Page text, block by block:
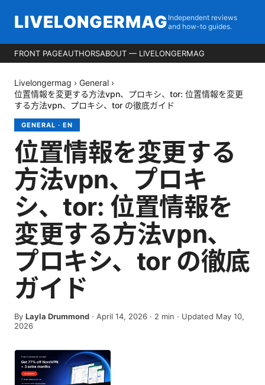
LIVELONGERMAG Independent reviews
and how-to guides.
FRONT PAGEAUTHORSABOUT — LIVELONGERMAG
Livelongermag › General ›
位置情報を変更する方法vpn、プロキシ、tor: 位置情報を変更
する方法vpn、プロキシ、tor の徹底ガイド
GENERAL · EN
位置情報を変更する
方法vpn、プロキ
シ、tor: 位置情報を
変更する方法vpn、
プロキシ、tor の徹底
ガイド
By Layla Drummond · April 14, 2026 · 2 min · Updated May 10,
2026